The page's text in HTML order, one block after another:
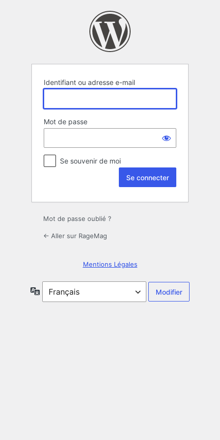
Identifiant ou adresse e-mail
Mot de passe
Se souvenir de moi
Mot de passe oublié ?
← Aller sur RageMag
Mentions Légales
Langue